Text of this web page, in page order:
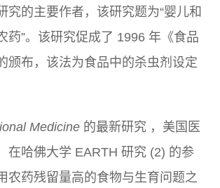
究的主要作者，该研究题为“婴儿和
药”。该研究促成了 1996 年《食品
颁布，该法为食品中的杀虫剂设定
Medicine 的最新研究 ，美国医
在哈佛大学 EARTH 研究 (2) 的参
农药残留量高的食物与生育问题之